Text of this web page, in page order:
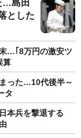
…島田
とした
…｢8万円の激安ツ
算
った…10代後半～
タ
本兵を撃退する